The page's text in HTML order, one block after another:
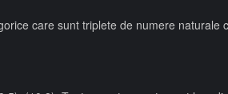
care sunt triplete de numere naturale